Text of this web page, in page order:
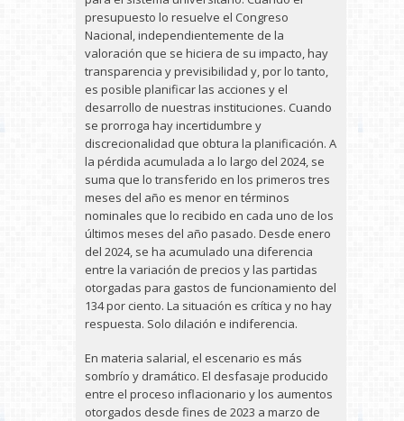
presupuesto lo resuelve el Congreso
Nacional, independientemente de la
valoración que se hiciera de su impacto, hay
transparencia y previsibilidad y, por lo tanto,
es posible planificar las acciones y el
desarrollo de nuestras instituciones. Cuando
se prorroga hay incertidumbre y
discrecionalidad que obtura la planificación. A
la pérdida acumulada a lo largo del 2024, se
suma que lo transferido en los primeros tres
meses del año es menor en términos
nominales que lo recibido en cada uno de los
últimos meses del año pasado. Desde enero
del 2024, se ha acumulado una diferencia
entre la variación de precios y las partidas
otorgadas para gastos de funcionamiento del
134 por ciento. La situación es crítica y no hay
respuesta. Solo dilación e indiferencia.
En materia salarial, el escenario es más
sombrío y dramático. El desfasaje producido
entre el proceso inflacionario y los aumentos
otorgados desde fines de 2023 a marzo de